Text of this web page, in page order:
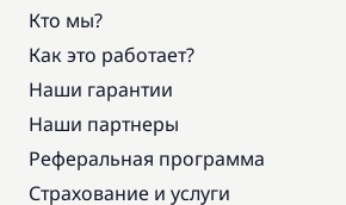
Кто мы?
Как это работает?
Наши гарантии
Наши партнеры
Реферальная программа
Страхование и услуги